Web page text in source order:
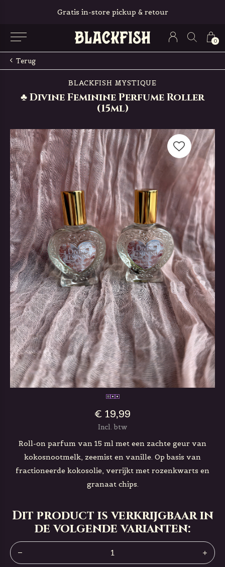
0
Gratis in-store pickup & retour
Terug
BLACKFISH MYSTIQUE
♣ Divine Feminine Perfume Roller
(15ml)
€ 19,99
Incl. btw
Roll-on parfum van 15 ml met een zachte geur van
kokosnootmelk, zeemist en vanille. Op basis van
fractioneerde kokosolie, verrijkt met rozenkwarts en
granaat chips.
Dit product is verkrijgbaar in
de volgende varianten: